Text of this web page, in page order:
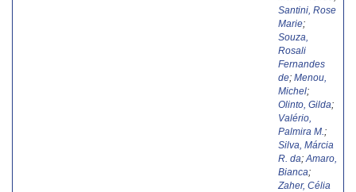
Santini, Rose
Marie;
Souza,
Rosali
Fernandes
de; Menou,
Michel;
Olinto, Gilda;
Valério,
Palmira M. ;
Silva, Márcia
R. da; Amaro,
Bianca;
Zaher, Célia